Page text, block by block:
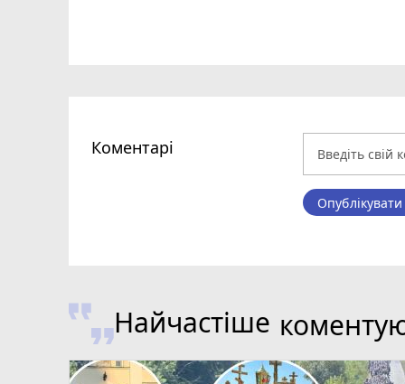
Коментарі
Найчастіше